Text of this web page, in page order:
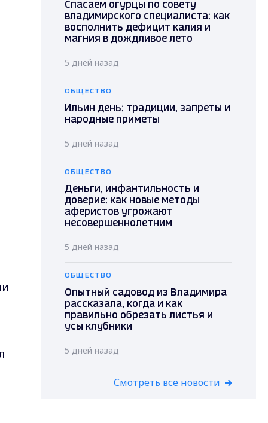
Спасаем огурцы по совету
владимирского специалиста: как
восполнить дефицит калия и
магния в дождливое лето
5 дней назад
ОБЩЕСТВО
Ильин день: традиции, запреты и
народные приметы
5 дней назад
ОБЩЕСТВО
Деньги, инфантильность и
доверие: как новые методы
аферистов угрожают
несовершеннолетним
5 дней назад
ОБЩЕСТВО
Опытный садовод из Владимира
рассказала, когда и как
правильно обрезать листья и
усы клубники
5 дней назад
Смотреть все новости